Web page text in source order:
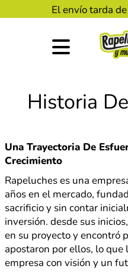
El envío tarda
Historia
Una Trayectoria De
Crecimiento
Rapeluches es una
años en el mercado,
sacrificio y sin contar
inversión. desde sus
en su proyecto y encontró
apostaron por ellos, lo
empresa con visión y un